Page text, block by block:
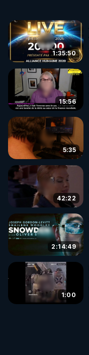
1:35:50
15:56
5:35
42:22
2:14:49
1:00